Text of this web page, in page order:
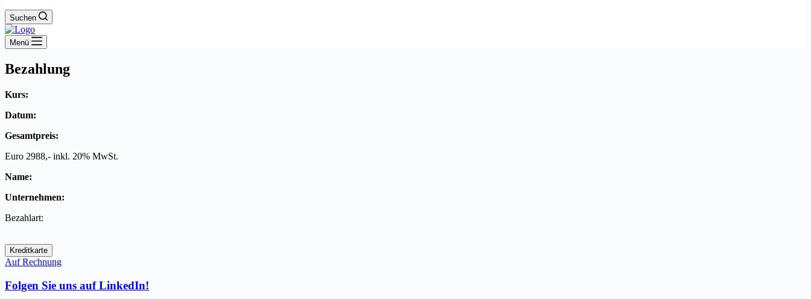
Suchen
Menü
Bezahlung
Kurs:
Datum:
Gesamtpreis:
Euro 2988,- inkl. 20% MwSt.
Name:
Unternehmen:
Bezahlart:
Kreditkarte
Auf Rechnung
Folgen Sie uns auf LinkedIn!